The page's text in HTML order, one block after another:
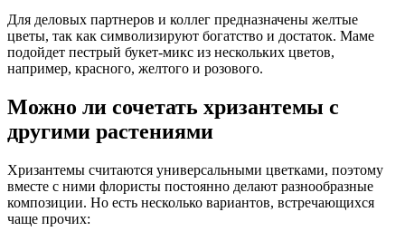
Для деловых партнеров и коллег предназначены желтые
цветы, так как символизируют богатство и достаток. Маме
подойдет пестрый букет-микс из нескольких цветов,
например, красного, желтого и розового.
Можно ли сочетать хризантемы с
другими растениями
Хризантемы считаются универсальными цветками, поэтому
вместе с ними флористы постоянно делают разнообразные
композиции. Но есть несколько вариантов, встречающихся
чаще прочих: